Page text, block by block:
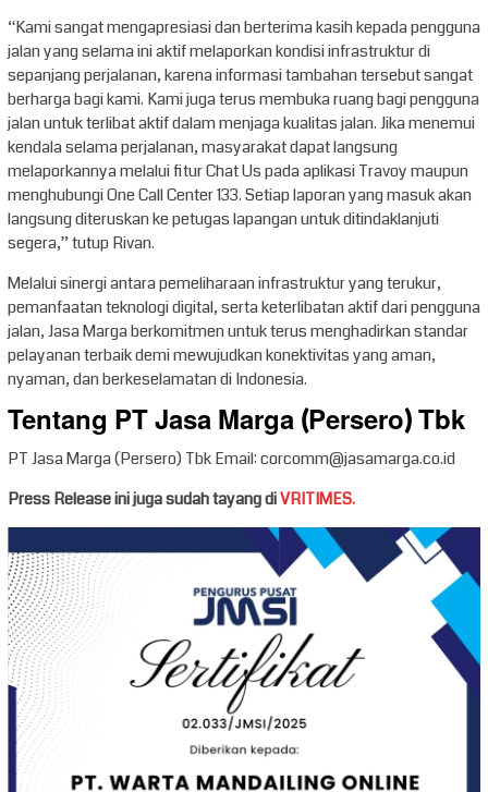
“Kami sangat mengapresiasi dan berterima kasih kepada pengguna
jalan yang selama ini aktif melaporkan kondisi infrastruktur di
sepanjang perjalanan, karena informasi tambahan tersebut sangat
berharga bagi kami. Kami juga terus membuka ruang bagi pengguna
jalan untuk terlibat aktif dalam menjaga kualitas jalan. Jika menemui
kendala selama perjalanan, masyarakat dapat langsung
melaporkannya melalui fitur Chat Us pada aplikasi Travoy maupun
menghubungi One Call Center 133. Setiap laporan yang masuk akan
langsung diteruskan ke petugas lapangan untuk ditindaklanjuti
segera,” tutup Rivan.
Melalui sinergi antara pemeliharaan infrastruktur yang terukur,
pemanfaatan teknologi digital, serta keterlibatan aktif dari pengguna
jalan, Jasa Marga berkomitmen untuk terus menghadirkan standar
pelayanan terbaik demi mewujudkan konektivitas yang aman,
nyaman, dan berkeselamatan di Indonesia.
Tentang PT Jasa Marga (Persero) Tbk
PT Jasa Marga (Persero) Tbk Email: corcomm@jasamarga.co.id
Press Release ini juga sudah tayang diVRITIMES.